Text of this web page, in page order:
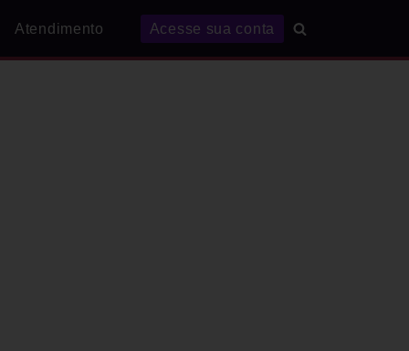
Atendimento Acesse sua conta